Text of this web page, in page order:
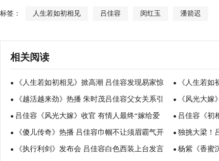
标签： 人生若如初相见 吕佳容 闵红玉 潘箭迟
相关阅读
● 《人生若如初相见》掀高潮 吕佳容发现易家惊
天秘密
● 《人生若
凉”虐翻众人
● 《越活越来劲》热播 朱时茂吕佳容父女关系引
误会
● 《风光大
● 吕佳容《风光大嫁》收官 有情人最终“嫁给爱
情”
● 吕佳容《初
● 《傻儿传奇》热播 吕佳容巾帼不让须眉霸气开
撩
● 独挑大梁！
热播
● 《执行利剑》发布会 吕佳容白色西装上台发言 ● 杨紫《香蜜